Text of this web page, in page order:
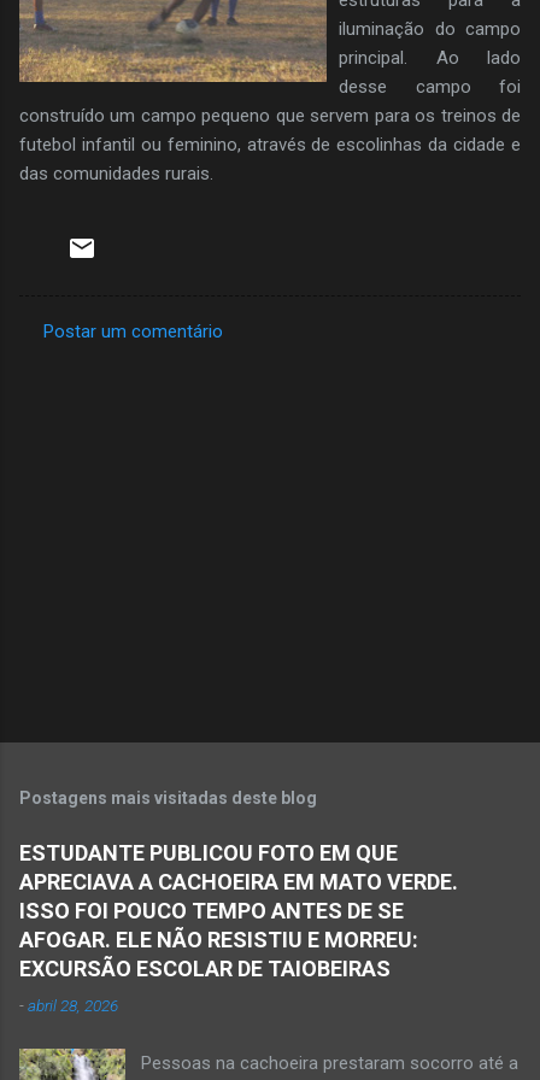
iluminação do campo
principal. Ao lado
desse campo foi
construído um campo pequeno que servem para os treinos de
futebol infantil ou feminino, através de escolinhas da cidade e
das comunidades rurais.
Postar um comentário
Postagens mais visitadas deste blog
ESTUDANTE PUBLICOU FOTO EM QUE
APRECIAVA A CACHOEIRA EM MATO VERDE.
ISSO FOI POUCO TEMPO ANTES DE SE
AFOGAR. ELE NÃO RESISTIU E MORREU:
EXCURSÃO ESCOLAR DE TAIOBEIRAS
-abril 28, 2026
Pessoas na cachoeira prestaram socorro até a